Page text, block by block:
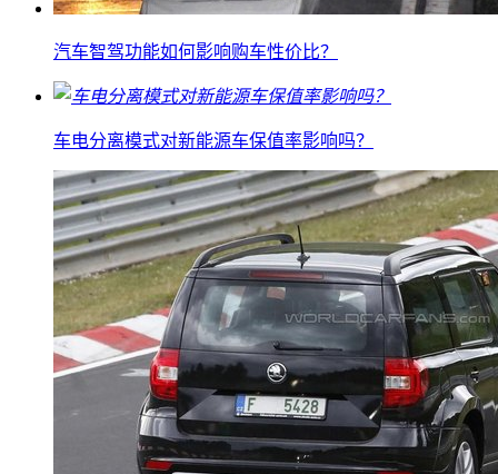
汽车智驾功能如何影响购车性价比？
车电分离模式对新能源车保值率影响吗？